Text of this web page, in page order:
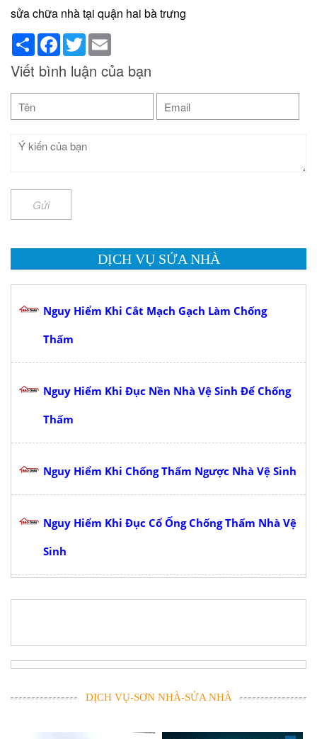
sửa chữa nhà tại quận hai bà trưng
ShareFacebook
Twitter
Viết bình luận của bạn
Gửi
DỊCH VỤ SỬA NHÀ
Nguy Hiểm Khi Cắt Mạch Gạch Làm Chống
Thấm
Nguy Hiểm Khi Đục Nền Nhà Vệ Sinh Để Chống
Thấm
Nguy Hiểm Khi Chống Thấm Ngược Nhà Vệ Sinh
Nguy Hiểm Khi Đục Cổ Ống Chống Thấm Nhà Vệ
Sinh
DỊCH VỤ-SƠN NHÀ-SỬA NHÀ